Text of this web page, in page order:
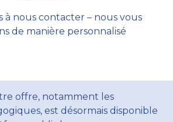
à nous contacter – nous vous
de manière personnalisé
offre, notamment les
est désormais disponible